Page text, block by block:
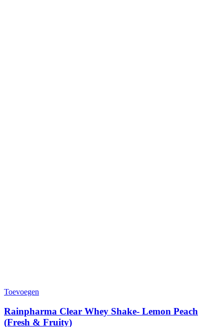
Toevoegen
Rainpharma Clear Whey Shake- Lemon Peach
(Fresh & Fruity)